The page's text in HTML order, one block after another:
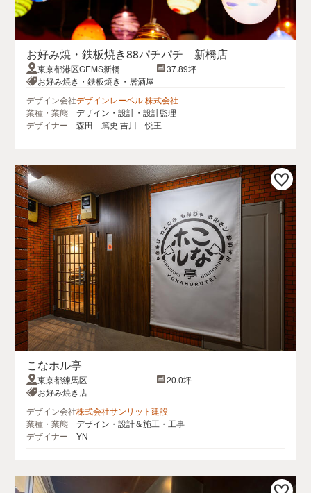
お好み焼・鉄板焼き88パチパチ 新橋店
東京都港区GEMS新橋
37.89坪
お好み焼き・鉄板焼き・居酒屋
デザイン会社デザインレーベル 株式会社
業種・業態
デザイン・設計・設計監理
デザイナー
森田 篤史 吉川 悦王
こなホル亭
東京都練馬区
20.0坪
お好み焼き店
デザイン会社株式会社サンリット建設
業種・業態
デザイン・設計＆施工・工事
デザイナー
YN